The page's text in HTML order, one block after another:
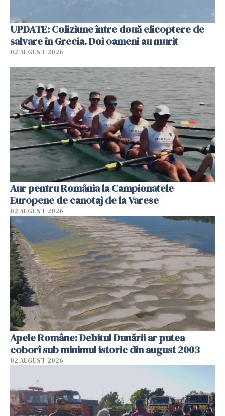
UPDATE: Coliziune între două elicoptere de
salvare în Grecia. Doi oameni au murit
02 AUGUST 2026
Aur pentru România la Campionatele
Europene de canotaj de la Varese
02 AUGUST 2026
Apele Române: Debitul Dunării ar putea
coborî sub minimul istoric din august 2003
02 AUGUST 2026